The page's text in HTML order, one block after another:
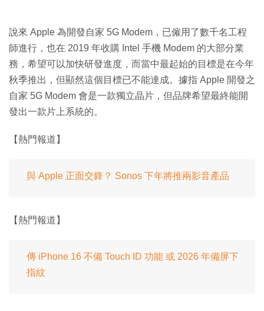
說來 Apple 為開發自家 5G Modem，已僱用了數千名工程
師進行，也在 2019 年收購 Intel 手機 Modem 的大部分業
務，希望可以加快研發進度，而當中最起始的目標是在今年
秋季推出，但顯然這個目標已不能達成。據指 Apple 開發之
自家 5G Modem 會是一款獨立晶片，但品牌希望最終能開
發出一款片上系統的。
【熱門報道】
與 Apple 正面交鋒？ Sonos 下年將推兩影音產品
【熱門報道】
傳 iPhone 16 不備 Touch ID 功能 或 2026 年備屏下
指紋